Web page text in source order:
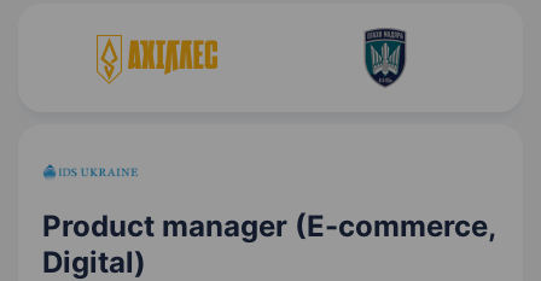
Product manager (E-commerce,
Digital)